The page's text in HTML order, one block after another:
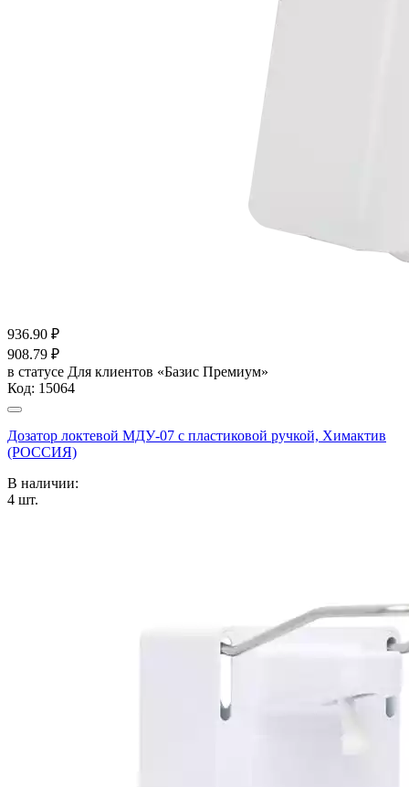
936.90 ₽
908.79 ₽
в статусе Для клиентов «Базис Премиум»
Код: 15064
Дозатор локтевой МДУ-07 с пластиковой ручкой, Химактив
(РОССИЯ)
В наличии:
4 шт.